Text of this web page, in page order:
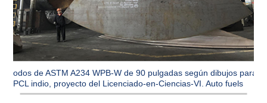
Codos de ASTM A234 WPB-W de 90 pulgadas según dibujos para
CPCL indio, proyecto del Licenciado-en-Ciencias-VI. Auto fuels